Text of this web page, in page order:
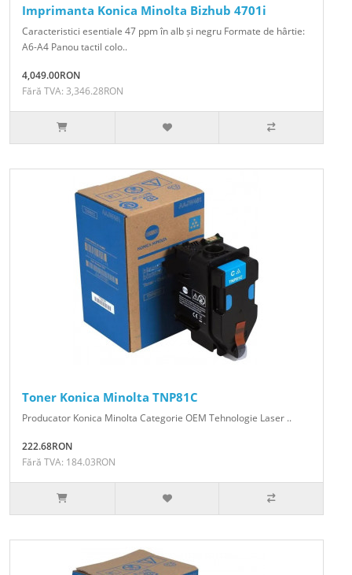
Imprimanta Konica Minolta Bizhub 4701i
Caracteristici esentiale 47 ppm în alb și negru Formate de hârtie:
A6-A4 Panou tactil colo..
4,049.00RON
Fără TVA: 3,346.28RON
Toner Konica Minolta TNP81C
Producator Konica Minolta Categorie OEM Tehnologie Laser ..
222.68RON
Fără TVA: 184.03RON